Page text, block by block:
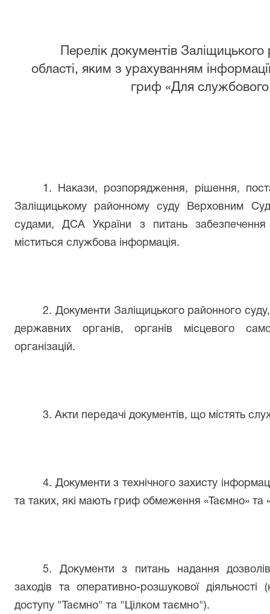
Перелік документів Заліщицького
області, яким з урахуванням
гриф «Для службового
1. Накази, розпорядження, рішення,
Заліщицькому районному суду Верховним
судами, ДСА України з питань
міститься службова інформація.
2. Документи Заліщицького районного
державних органів, органів місцевого
організацій.
3. Акти передачі документів, що містять
4. Документи з технічного захисту
та таких, які мають гриф обмеження «Таємно» та
5. Документи з питань надання
заходів та оперативно-розшукової
доступу "Таємно" та "Цілком таємно").